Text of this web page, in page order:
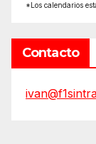
*Los calendarios
Contacto